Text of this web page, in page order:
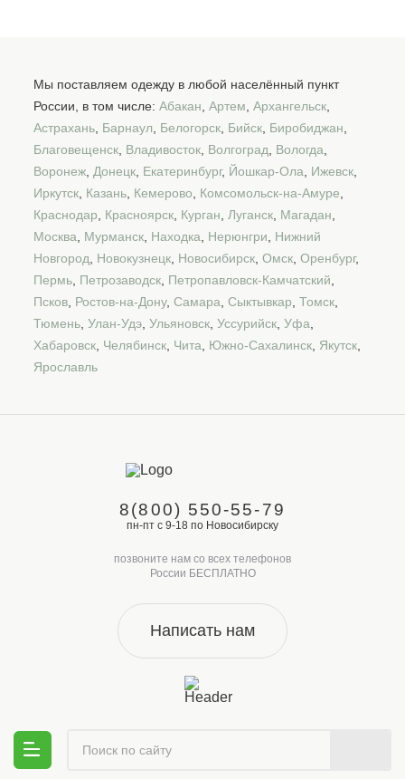
Мы поставляем одежду в любой населённый пункт
России, в том числе: Абакан Артем Архангельск
Астрахань Барнаул Белогорск Бийск Биробиджан
Благовещенск Владивосток Волгоград Вологда
Воронеж Донецк Екатеринбург, Йошкар-Ола Ижевск
Иркутск Казань Кемерово Комсомольск-на-Амуре
Краснодар
Красноярск Курган Луганск Магадан
Москва
Мурманск Находка Нерюнгри
Нижний
Новгород
Новокузнецк Новосибирск Омск Оренбург,
Пермь Петрозаводск Петропавловск-Камчатский
Псков Ростов-на-Дону, Самара Сыктывкар Томск
Тюмень Улан-Удэ Ульяновск Уссурийск Уфа
Хабаровск Челябинск Чита Южно-Сахалинск Якутск
Ярославль
8(800) 550-55-79
пн-пт с 9-18 по Новосибирску
позвоните нам со всех телефонов
России БЕСПЛАТНО
Написать нам